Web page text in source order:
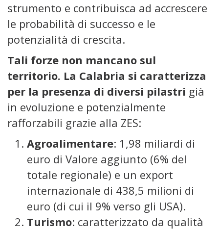
strumento e contribuisca ad accrescere
le probabilità di successo e le
potenzialità di crescita.
Tali forze non mancano sul
territorio. La Calabria si caratterizza
per la presenza di diversi pilastri già
in evoluzione e potenzialmente
rafforzabili grazie alla ZES:
Agroalimentare: 1,98 miliardi di
euro di Valore aggiunto (6% del
totale regionale) e un export
internazionale di 438,5 milioni di
euro (di cui il 9% verso gli USA).
Turismo: caratterizzato da qualità